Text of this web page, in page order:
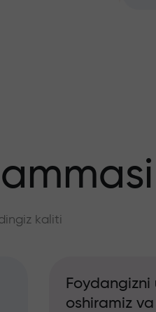
kaliti
oshiramiz